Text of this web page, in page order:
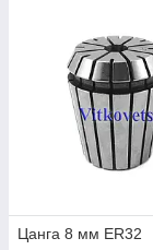
Цанга 8 мм ER32